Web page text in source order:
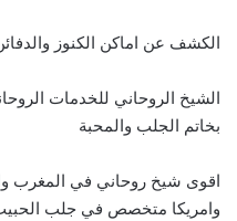
الكشف عن اماكن الكنوز
الشيخ الروحاني للخدمات
بخاتم الجلب والمحبة
اقوى شيخ روحاني في المغرب
وامريكا متخصص في جلب الحبيب